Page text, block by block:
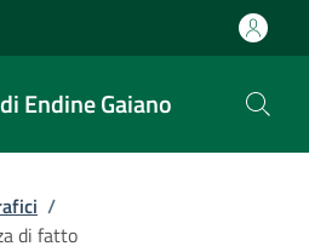
Endine Gaiano
/
di fatto